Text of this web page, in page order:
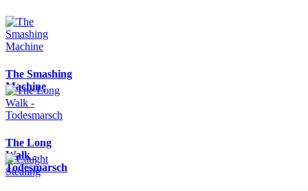
The Smashing
Machine
The Long
Walk -
Todesmarsch